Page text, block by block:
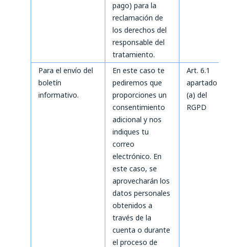
pago) para la
reclamación de
los derechos del
responsable del
tratamiento.
Para el envío del
boletín
informativo.
En este caso te
pediremos que
proporciones un
consentimiento
adicional y nos
indiques tu
correo
electrónico. En
este caso, se
aprovecharán los
datos personales
obtenidos a
través de la
cuenta o durante
el proceso de
Art. 6.1
apartado
(a) del
RGPD